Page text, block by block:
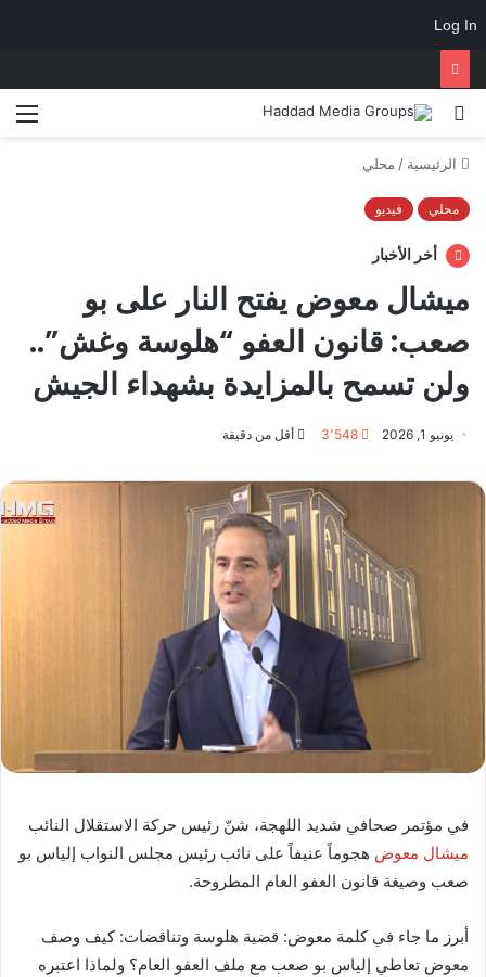
Log In
الرئيسية / محلي
محلي فيديو
أخر الأخبار
ميشال معوض يفتح النار على بو
صعب: قانون العفو “هلوسة وغش”..
ولن تسمح بالمزايدة بشهداء الجيش
يونيو 1, 2026 3٬548 أقل من دقيقة
في مؤتمر صحافي شديد اللهجة، شنّ رئيس حركة الاستقلال النائب
ميشال معوض هجوماً عنيفاً على نائب رئيس مجلس النواب إلياس بو
صعب وصيغة قانون العفو العام المطروحة.
أبرز ما جاء في كلمة معوض: قضية هلوسة وتناقضات: كيف وصف
معوض تعاطي إلياس بو صعب مع ملف العفو العام؟ ولماذا اعتبره